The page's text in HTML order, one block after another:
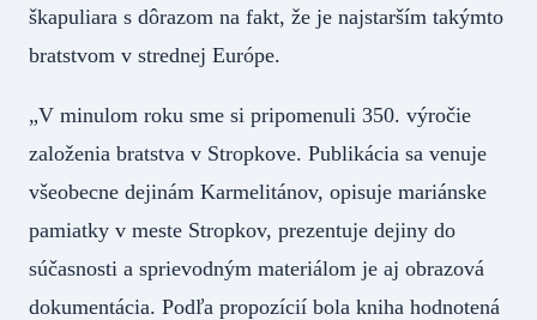
škapuliara s dôrazom na fakt, že je najstarším takýmto
bratstvom v strednej Európe.
„V minulom roku sme si pripomenuli 350. výročie
založenia bratstva v Stropkove. Publikácia sa venuje
všeobecne dejinám Karmelitánov, opisuje mariánske
pamiatky v meste Stropkov, prezentuje dejiny do
súčasnosti a sprievodným materiálom je aj obrazová
dokumentácia. Podľa propozícií bola kniha hodnotená